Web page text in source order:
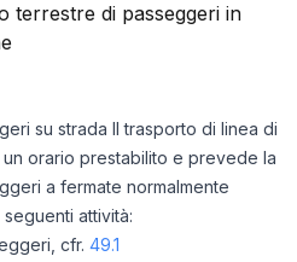
terrestre di passeggeri in
su strada Il trasporto di linea di
orario prestabilito e prevede la
a fermate normalmente
attività:
cfr. 49.1